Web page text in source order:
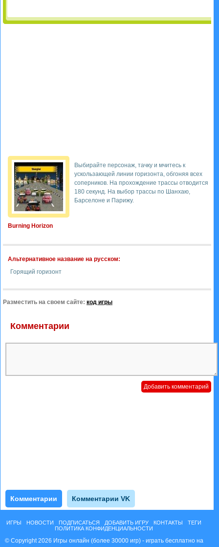
Burning Horizon
Выбирайте персонаж, тачку и мчитесь к
ускользающей линии горизонта, обгоняя всех
соперников. На прохождение трассы отводится
180 секунд. На выбор трассы по Шанхаю,
Барселоне и Парижу.
Альтернативное название на русском:
Горящий горизонт
Разместить на своем сайте: код игры
Комментарии
Комментарии Комментарии VK
ИГРЫ НОВОСТИ ПОДПИСАТЬСЯ ДОБАВИТЬ ИГРУ КОНТАКТЫ
ТЕГИ
ПОЛИТИКА КОНФИДЕНЦИАЛЬНОСТИ
© Copyright 2026 Игры онлайн (более 30000 игр) - играть бесплатно на